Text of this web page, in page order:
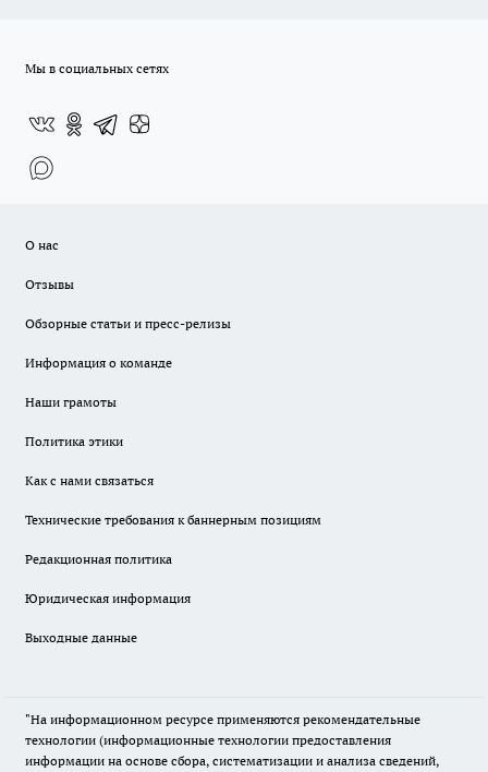
Мы в социальных сетях
О нас
Отзывы
Обзорные статьи и пресс-релизы
Информация о команде
Наши грамоты
Политика этики
Как с нами связаться
Технические требования к баннерным позициям
Редакционная политика
Юридическая информация
Выходные данные
"На информационном ресурсе применяются рекомендательные
технологии (информационные технологии предоставления
информации на основе сбора, систематизации и анализа сведений,